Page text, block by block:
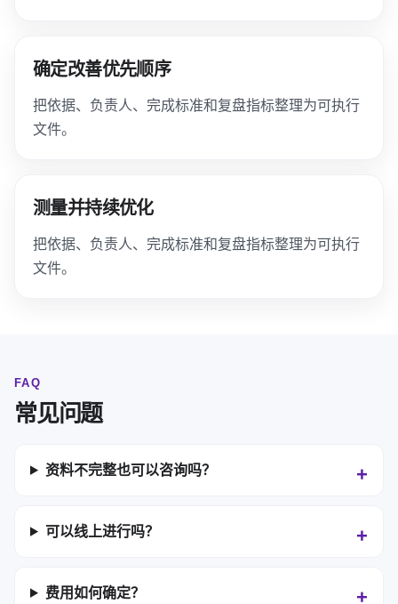
确定改善优先顺序
把依据、负责人、完成标准和复盘指标整理为可执行
文件。
测量并持续优化
把依据、负责人、完成标准和复盘指标整理为可执行
文件。
FAQ
常见问题
资料不完整也可以咨询吗？
可以线上进行吗？
费用如何确定？